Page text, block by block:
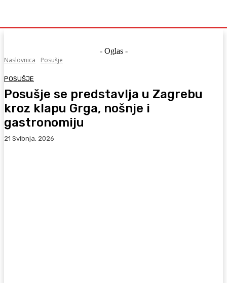
- Oglas -
Naslovnica
Posušje
POSUŠJE
Posušje se predstavlja u Zagrebu
kroz klapu Grga, nošnje i
gastronomiju
21 Svibnja, 2026